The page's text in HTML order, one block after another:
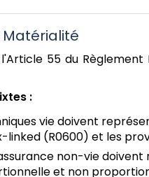
Matérialité
55 du
:
vie doivent
(R0600) et les
non-vie
et non